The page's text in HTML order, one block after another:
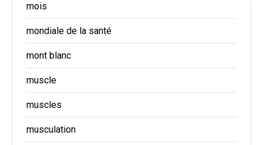
mois
mondiale de la santé
mont blanc
muscle
muscles
musculation